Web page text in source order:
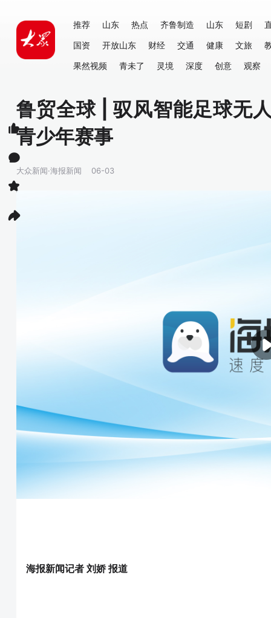
推荐 山东 热点 齐鲁制造 山东 短剧
国资
开放山东 财经 交通 健康 文旅
果然视频
青未了 灵境 深度 创意 观察
鲁贸全球 | 驭风智能足球无
青少年赛事
大众新闻·海报新闻 06-03
海报新闻记者 刘娇 报道